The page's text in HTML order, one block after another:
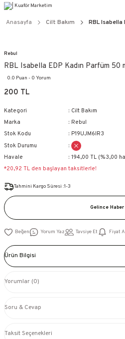
KAPIDA ÖDEME
Anasayfa Cilt Bakım RBL Isabella
Rebul
RBL Isabella EDP Kadın Parfüm 50
0.0 Puan - 0 Yorum
200 TL
Kategori
Cilt Bakım
Marka
Rebul
Stok Kodu
P19UJM6IR3
Stok Durumu
Havale
194,00 TL (%3,00
*20,92 TL den başlayan taksitlerle!
Tahmini Kargo Süresi :1-3
Gelince Haber
Yorum Yaz Tavsiye Et Fiyat
Ürün Bilgisi
Yorumlar (0)
Soru & Cevap
Taksit Seçenekleri